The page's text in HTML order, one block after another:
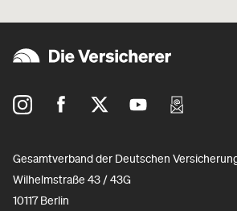
Gesamtverband der Deutschen
Wilhelmstraße 43 / 43G
10117 Berlin